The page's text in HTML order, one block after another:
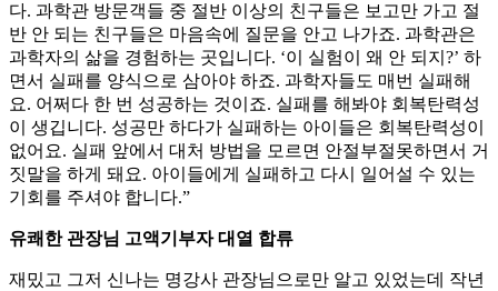
다. 과학관 방문객들 중 절반 이상의 친구들은 보고만 가고 절
반 안 되는 친구들은 마음속에 질문을 안고 나가죠. 과학관은
과학자의 삶을 경험하는 곳입니다. ‘이 실험이 왜 안 되지?’ 하
면서 실패를 양식으로 삼아야 하죠. 과학자들도 매번 실패해
요. 어쩌다 한 번 성공하는 것이죠. 실패를 해봐야 회복탄력성
이 생깁니다. 성공만 하다가 실패하는 아이들은 회복탄력성이
없어요. 실패 앞에서 대처 방법을 모르면 안절부절못하면서 거
짓말을 하게 돼요. 아이들에게 실패하고 다시 일어설 수 있는
기회를 주셔야 합니다.”
유쾌한 관장님 고액기부자 대열 합류
재밌고 그저 신나는 명강사 관장님으로만 알고 있었는데 작년